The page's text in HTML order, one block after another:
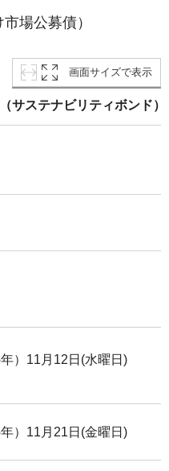
場公募債）
画面サイズで表示
サステナビリティボンド）
）11月12日(水曜日)
）11月21日(金曜日)